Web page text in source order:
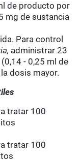
de producto por
mg de sustancia
Para control
administrar 23
- 0,25 ml de
dosis mayor.
tratar 100
tratar 100